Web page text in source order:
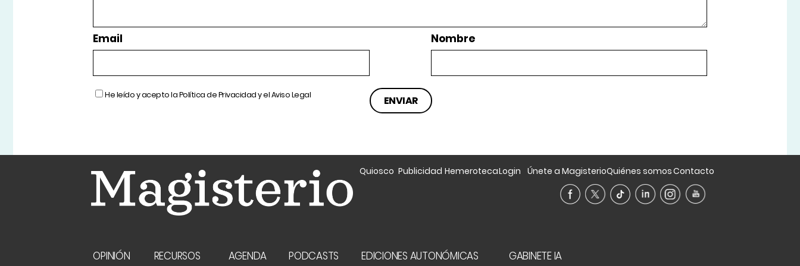
Email Nombre
He leído y acepto laPolítica de Privacidady elAviso Legal
Quiosco Publicidad HemerotecaLogin Únete a MagisterioQuiénes somosContacto
OPINIÓN RECURSOS AGENDA PODCASTS EDICIONES AUTONÓMICAS GABINETE IA